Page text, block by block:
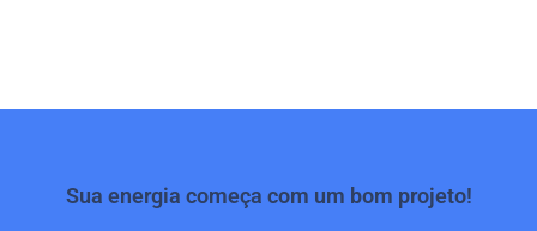
Sua energia começa com um bom projeto!